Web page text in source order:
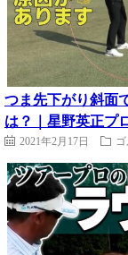
つま先下がり斜面
は？｜星野英正プ
2021年2月17日